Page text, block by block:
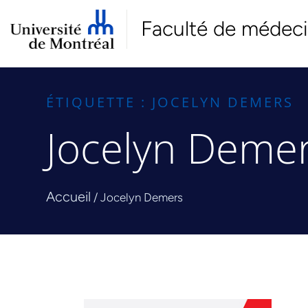
Faculté de
ÉTIQUETTE : JOCELYN DEMERS
Jocelyn
Accueil /Jocelyn Demers